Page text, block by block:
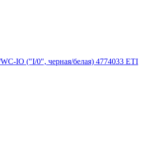
IO ("I/0", черная/белая) 4774033 ETI